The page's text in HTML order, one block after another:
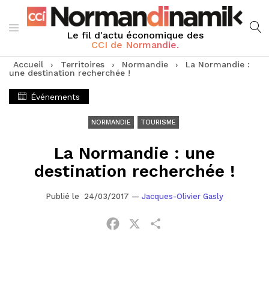
Le fil d'actu économique des
CCI de Normandie.
Accueil › Territoires › Normandie ›
La Normandie :
une destination recherchée !
Événements
NORMANDIE TOURISME
La Normandie : une
destination recherchée !
Publié le 24/03/2017 — Jacques-Olivier Gasly
Facebook